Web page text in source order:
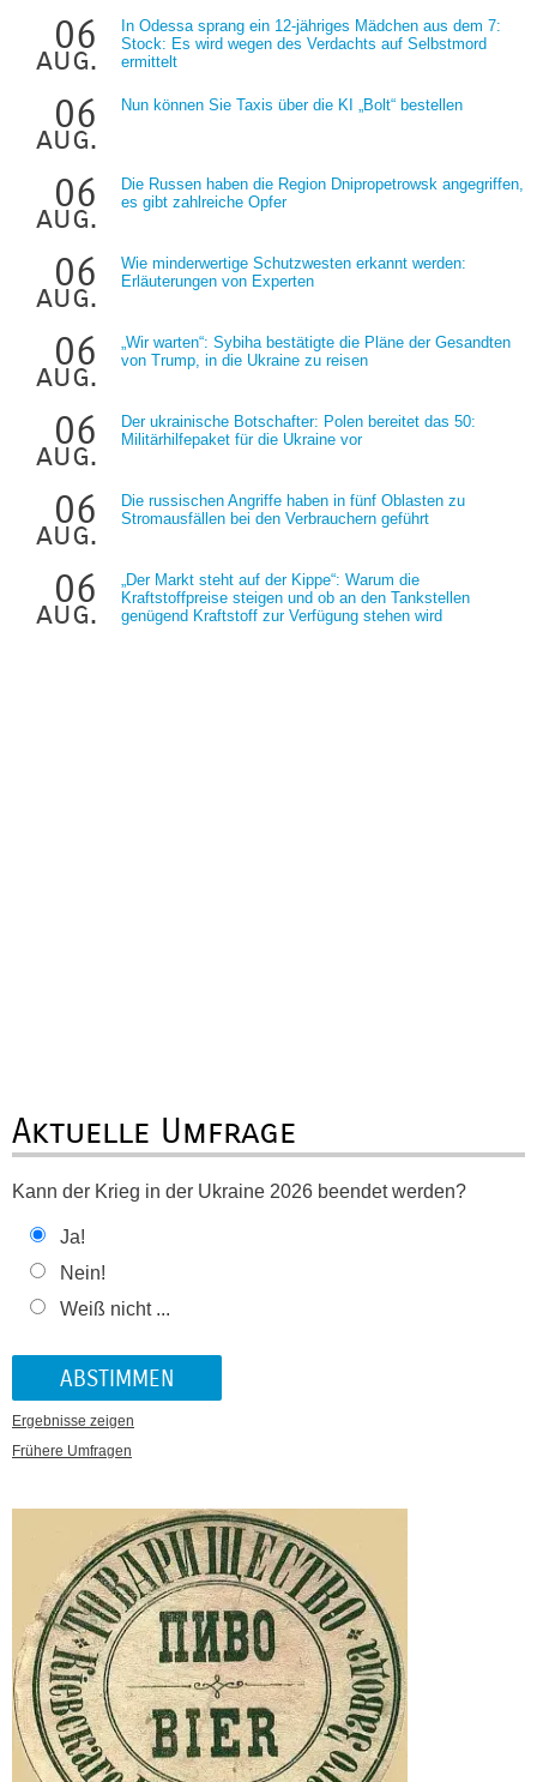
06
aug.
In Odessa sprang ein 12-jähriges Mädchen aus dem 7:
Stock: Es wird wegen des Verdachts auf Selbstmord
ermittelt
06
aug.
Nun können Sie Taxis über die KI „Bolt“ bestellen
06
aug.
Die Russen haben die Region Dnipropetrowsk angegriffen,
es gibt zahlreiche Opfer
06
aug.
Wie minderwertige Schutzwesten erkannt werden:
Erläuterungen von Experten
06
aug.
„Wir warten“: Sybiha bestätigte die Pläne der Gesandten
von Trump, in die Ukraine zu reisen
06
aug.
Der ukrainische Botschafter: Polen bereitet das 50:
Militärhilfepaket für die Ukraine vor
06
aug.
Die russischen Angriffe haben in fünf Oblasten zu
Stromausfällen bei den Verbrauchern geführt
06
aug.
„Der Markt steht auf der Kippe“: Warum die
Kraftstoffpreise steigen und ob an den Tankstellen
genügend Kraftstoff zur Verfügung stehen wird
Aktuelle Umfrage
Kann der Krieg in der Ukraine 2026 beendet werden?
Ja!
Nein!
Weiß nicht ...
Ergebnisse zeigen
Frühere Umfragen